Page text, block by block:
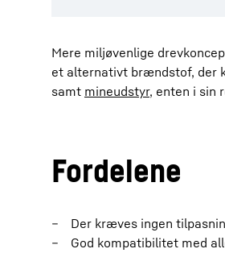
Mere miljøvenlige
et alternativt brændstof, der
samt mineudstyr, enten i sin
Fordelene
Der kræves ingen
God kompatibilitet med